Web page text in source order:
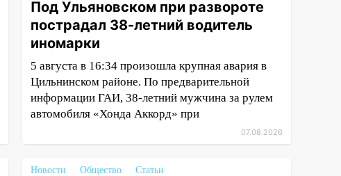
Под Ульяновском при развороте
пострадал 38-летний водитель
иномарки
5 августа в 16:34 произошла крупная авария в
Цильнинском районе. По предварительной
информации ГАИ, 38-летний мужчина за рулем
автомобиля «Хонда Аккорд» при
07.08.2026
Новости Общество
Статьи